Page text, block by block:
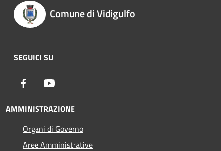
Comune di Vidigulfo
SEGUICI SU
Facebook
AMMINISTRAZIONE
Organi di Governo
Aree Amministrative